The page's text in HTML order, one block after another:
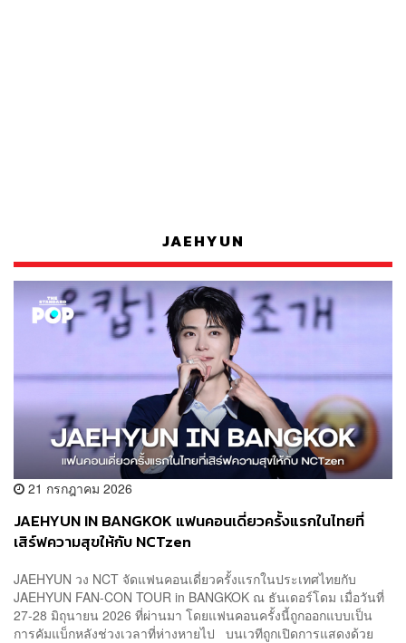
JAEHYUN
21 กรกฎาคม 2026
JAEHYUN IN BANGKOK แฟนคอนเดี่ยวครั้งแรกในไทยที่
เสิร์ฟความสุขให้กับ NCTzen
JAEHYUN วง NCT จัดแฟนคอนเดี่ยวครั้งแรกในประเทศไทยกับ
JAEHYUN FAN-CON TOUR in BANGKOK ณ ธันเดอร์โดม เมื่อวันที่
27-28 มิถุนายน 2026 ที่ผ่านมา โดยแฟนคอนครั้งนี้ถูกออกแบบเป็น
การคัมแบ็กหลังช่วงเวลาที่ห่างหายไป บนเวทีถูกเปิดการแสดงด้วย